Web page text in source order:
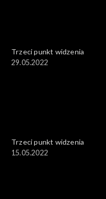
Trzeci punkt widzenia
29.05.2022
Trzeci punkt widzenia
15.05.2022